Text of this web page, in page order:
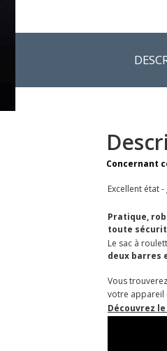
Concernant
Excellent état -
Pratique,
toute
Le sac à
deux barres
Vous
votre appareil
Découvrez